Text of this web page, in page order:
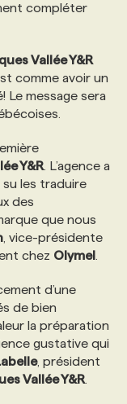
compléter
Vallée Y&R
comme avoir un
Le message sera
Y&R . L’agence a
les traduire
des
que nous
, vice-présidente
chez Olymel
d’une
de bien
la préparation
gustative qui
, président
Vallée Y&R